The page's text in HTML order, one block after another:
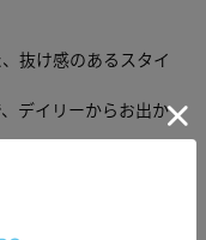
抜け感のあるスタイ
デイリーからお出か
、柔らかくふんわり